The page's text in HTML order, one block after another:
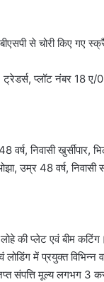
बीएसपी से चोरी किए गए
प्लॉट नंबर 18 ए/
निवासी खुर्सीपार,
उम्र 48 वर्ष,
की प्लेट एवं बीम कटिंग।
में प्रयुक्त विभिन्न
संपत्ति मूल्य लगभग 3